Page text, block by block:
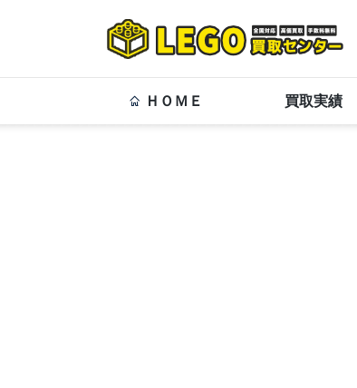
ＨＯＭＥ 買取実績